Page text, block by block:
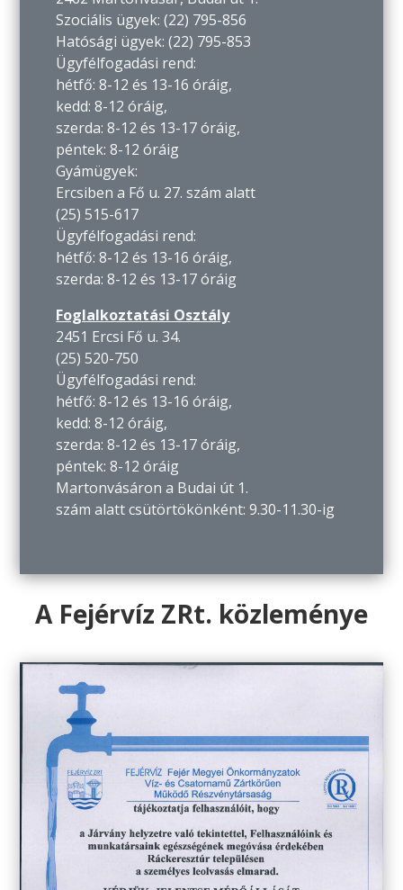
Szociális ügyek: (22) 795-856
Hatósági ügyek: (22) 795-853
Ügyfélfogadási rend:
hétfő: 8-12 és 13-16 óráig,
kedd: 8-12 óráig,
szerda: 8-12 és 13-17 óráig,
péntek: 8-12 óráig
Gyámügyek:
Ercsiben a Fő u. 27. szám alatt
(25) 515-617
Ügyfélfogadási rend:
hétfő: 8-12 és 13-16 óráig,
szerda: 8-12 és 13-17 óráig
Foglalkoztatási Osztály
2451 Ercsi Fő u. 34.
(25) 520-750
Ügyfélfogadási rend:
hétfő: 8-12 és 13-16 óráig,
kedd: 8-12 óráig,
szerda: 8-12 és 13-17 óráig,
péntek: 8-12 óráig
Martonvásáron a Budai út 1.
szám alatt csütörtökönként: 9.30-11.30-ig
A Fejérvíz ZRt. közleménye